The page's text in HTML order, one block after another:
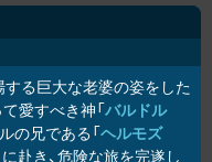
する巨大な老婆の姿をした
て愛すべき神「バルドル
の兄である「ヘルモズ
に赴き、危険な旅を完遂し